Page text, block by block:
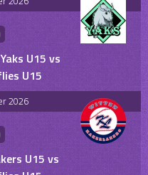
U15 vs
U15
2026
U15 vs